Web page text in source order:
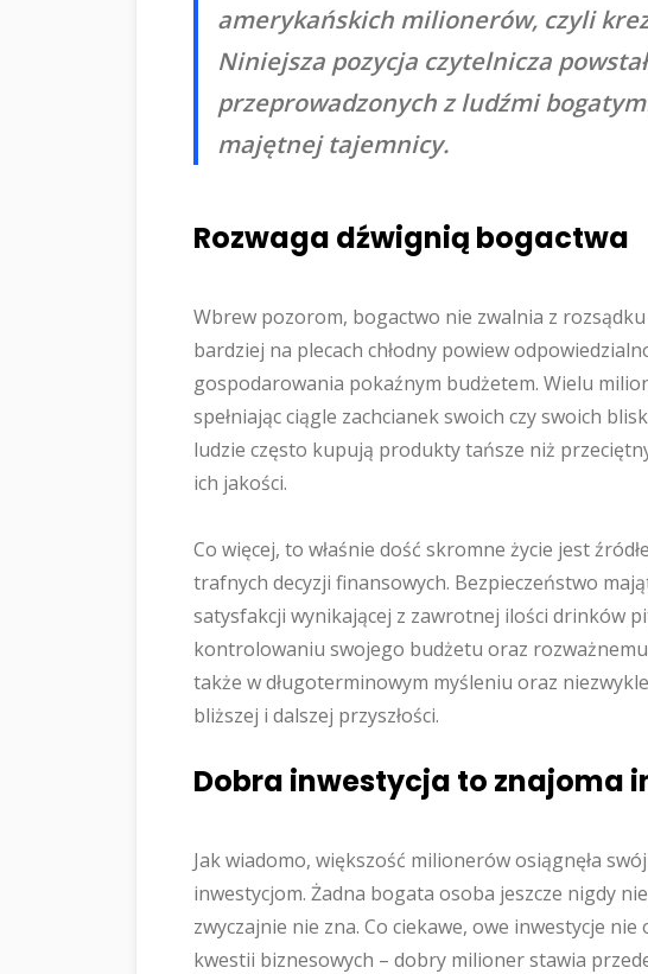
amerykańskich milionerów, czyli
Niniejsza pozycja czytelnicza
przeprowadzonych z ludźmi
majętnej tajemnicy.
Rozwaga dźwignią bogactwa
Wbrew pozorom, bogactwo nie zwalnia z
bardziej na plecach chłodny powiew
gospodarowania pokaźnym budżetem. Wielu
spełniając ciągle zachcianek swoich czy swoich
ludzie często kupują produkty tańsze niż
ich jakości.
Co więcej, to właśnie dość skromne życie jest
trafnych decyzji finansowych. Bezpieczeństwo
satysfakcji wynikającej z zawrotnej ilości drinków
kontrolowaniu swojego budżetu oraz
także w długoterminowym myśleniu oraz
bliższej i dalszej przyszłości.
Dobra inwestycja to znajoma
Jak wiadomo, większość milionerów osiągnęła
inwestycjom. Żadna bogata osoba jeszcze nigdy
zwyczajnie nie zna. Co ciekawe, owe inwestycje nie
kwestii biznesowych – dobry milioner stawia